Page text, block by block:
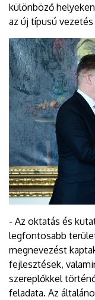
különböző
az új típusú
- Az oktatás és
legfontosabb
megnevezést
fejlesztések,
szereplőkkel
feladata. Az